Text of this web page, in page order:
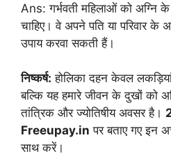
Ans: गर्भवती महिलाओं को अग्नि
चाहिए। वे अपने पति या परिवार
उपाय करवा सकती हैं।
निष्कर्ष: होलिका दहन केवल
बल्कि यह हमारे जीवन के दुखों को
तांत्रिक और ज्योतिषीय अवसर है।
Freeupay.in पर बताए गए इन
साथ करें।